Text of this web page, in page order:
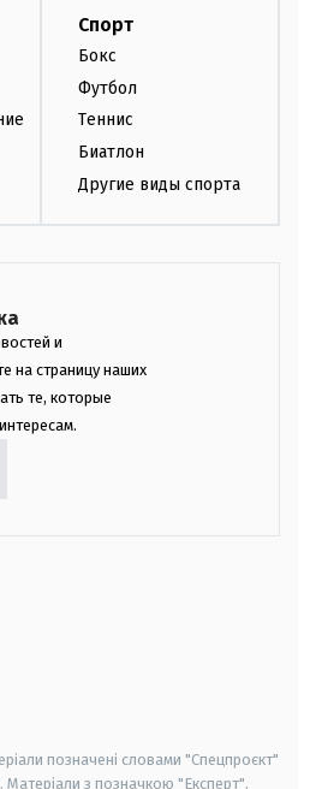
Спорт
Бокс
Футбол
Теннис
Биатлон
Другие виды спорта
и
на страницу наших
те, которые
позначені словами "Спецпроєкт"
Матеріали з позначкою "Експерт",